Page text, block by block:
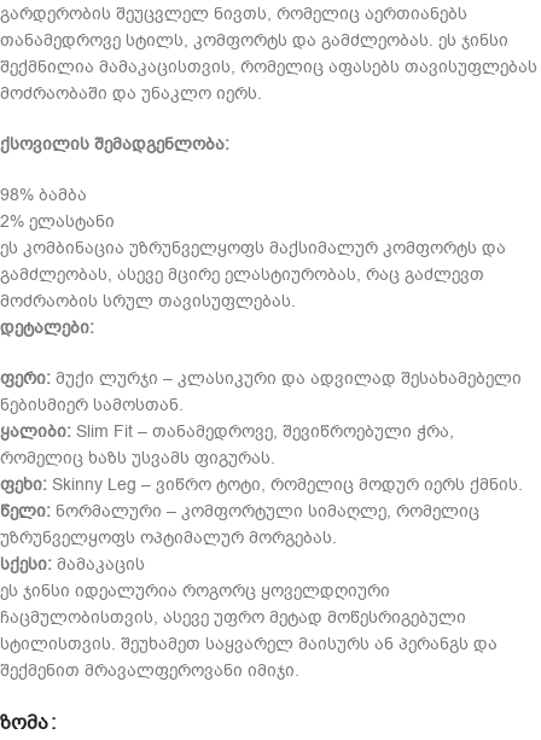
გარდერობის შეუცვლელ ნივთს, რომელიც აერთიანებს
თანამედროვე სტილს, კომფორტს და გამძლეობას. ეს ჯინსი
შექმნილია მამაკაცისთვის, რომელიც აფასებს თავისუფლებას
მოძრაობაში და უნაკლო იერს.
ქსოვილის შემადგენლობა:
98% ბამბა
2% ელასტანი
ეს კომბინაცია უზრუნველყოფს მაქსიმალურ კომფორტს და
გამძლეობას, ასევე მცირე ელასტიურობას, რაც გაძლევთ
მოძრაობის სრულ თავისუფლებას.
დეტალები:
ფერი: მუქი ლურჯი – კლასიკური და ადვილად შესახამებელი
ნებისმიერ სამოსთან.
ყალიბი: Slim Fit – თანამედროვე, შევიწროებული ჭრა,
რომელიც ხაზს უსვამს ფიგურას.
ფეხი: Skinny Leg – ვიწრო ტოტი, რომელიც მოდურ იერს ქმნის.
წელი: ნორმალური – კომფორტული სიმაღლე, რომელიც
უზრუნველყოფს ოპტიმალურ მორგებას.
სქესი: მამაკაცის
ეს ჯინსი იდეალურია როგორც ყოველდღიური
ჩაცმულობისთვის, ასევე უფრო მეტად მოწესრიგებული
სტილისთვის. შეუხამეთ საყვარელ მაისურს ან პერანგს და
შექმენით მრავალფეროვანი იმიჯი.
ᲖᲝᲛᲐ